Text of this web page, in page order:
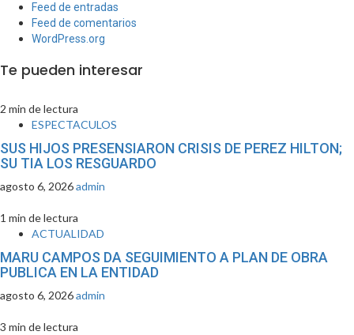
Feed de entradas
Feed de comentarios
WordPress.org
Te pueden interesar
2 min de lectura
ESPECTACULOS
SUS HIJOS PRESENSIARON CRISIS DE PEREZ HILTON;
SU TIA LOS RESGUARDO
agosto 6, 2026admin
1 min de lectura
ACTUALIDAD
MARU CAMPOS DA SEGUIMIENTO A PLAN DE OBRA
PUBLICA EN LA ENTIDAD
agosto 6, 2026admin
3 min de lectura